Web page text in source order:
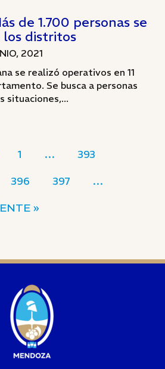
de 1.700 personas se
los distritos
2021
se realizó operativos en 11
Se busca a personas
situaciones,...
1 …
393
396 397
…
»